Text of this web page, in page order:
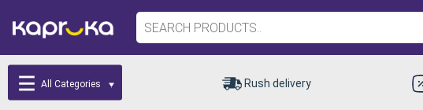
All Categories Rush delivery